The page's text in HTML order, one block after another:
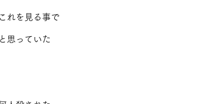
れを見る事で
思っていた